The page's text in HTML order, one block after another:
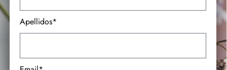
Apellidos*